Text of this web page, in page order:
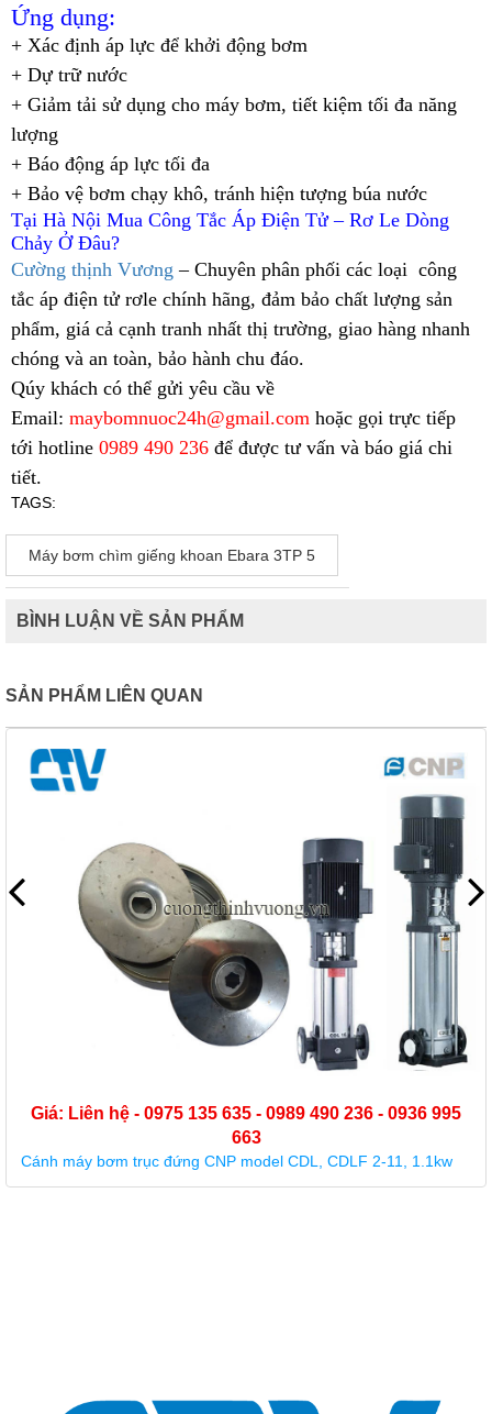
Ứng dụng:
+ Xác định áp lực để khởi động bơm
+ Dự trữ nước
+ Giảm tải sử dụng cho máy bơm, tiết kiệm tối đa năng
lượng
+ Báo động áp lực tối đa
+ Bảo vệ bơm chạy khô, tránh hiện tượng búa nước
Tại Hà Nội Mua Công Tắc Áp Điện Tử – Rơ Le Dòng
Chảy Ở Đâu?
Cường thịnh Vương – Chuyên phân phối các loại công
tắc áp điện tử rơle chính hãng, đảm bảo chất lượng sản
phẩm, giá cả cạnh tranh nhất thị trường, giao hàng nhanh
chóng và an toàn, bảo hành chu đáo.
Qúy khách có thể gửi yêu cầu về
Email: maybomnuoc24h@gmail.com hoặc gọi trực tiếp
tới hotline 0989 490 236 để được tư vấn và báo giá chi
tiết.
TAGS:
Máy bơm chìm giếng khoan Ebara 3TP 5
BÌNH LUẬN VỀ SẢN PHẨM
SẢN PHẨM LIÊN QUAN
Giá: Liên hệ - 0975 135 635 - 0989 490 236 - 0936 995
663
Cánh máy bơm trục đứng CNP model CDL, CDLF 2-11, 1.1kw